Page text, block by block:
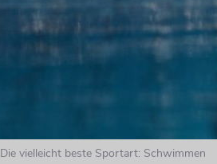
Die vielleicht beste Sportart: Schwimmen